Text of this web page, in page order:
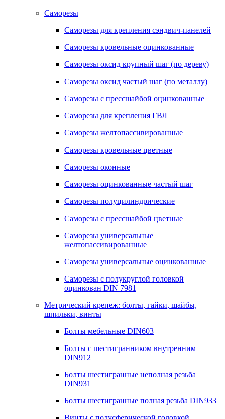
Саморезы
Саморезы для крепления сэндвич-панелей
Саморезы кровельные оцинкованные
Саморезы оксид крупный шаг (по дереву)
Саморезы оксид частый шаг (по металлу)
Саморезы с прессшайбой оцинкованные
Саморезы для крепления ГВЛ
Саморезы желтопассивированные
Саморезы кровельные цветные
Саморезы оконные
Саморезы оцинкованные частый шаг
Саморезы полуцилиндрические
Саморезы с прессшайбой цветные
Саморезы универсальные
желтопассивированные
Саморезы универсальные оцинкованные
Саморезы с полукруглой головкой
оцинкован DIN 7981
Метрический крепеж: болты, гайки, шайбы,
шпильки, винты
Болты мебельные DIN603
Болты с шестигранником внутренним
DIN912
Болты шестигранные неполная резьба
DIN931
Болты шестигранные полная резьба DIN933